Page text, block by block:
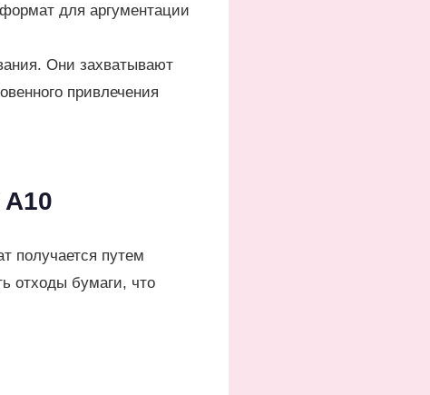
для аргументации
Они захватывают
привлечения
получается путем
отходы бумаги, что